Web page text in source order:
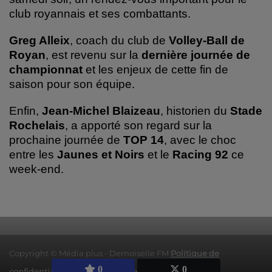
0 0
club royannais et ses combattants.
Greg Alleix, coach du club de Volley-Ball de
Royan, est revenu sur la dernière journée de
championnat et les enjeux de cette fin de
saison pour son équipe.
Enfin, Jean-Michel Blaizeau, historien du Stade
Rochelais, a apporté son regard sur la
prochaine journée de TOP 14, avec le choc
entre les Jaunes et Noirs et le Racing 92 ce
week-end.
Copyright © Média plus - Demoiselle FM Politique de